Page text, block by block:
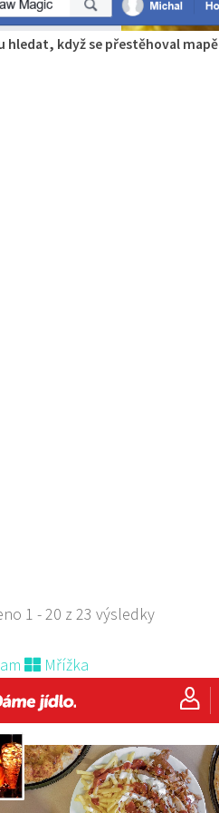
hledat, když se přestěhoval mapě
1 - 20 z 23 výsledky
Mřížka